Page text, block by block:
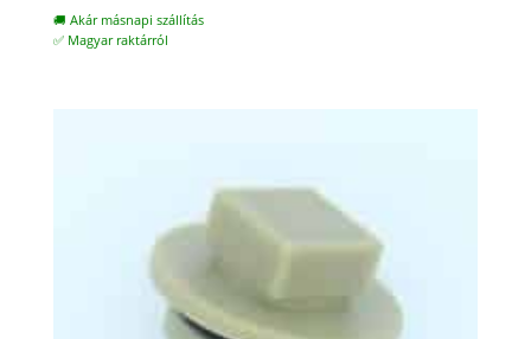
was:
3.500 Ft.
is:
🚚 Akár másnapi szállítás
✅ Magyar raktárról